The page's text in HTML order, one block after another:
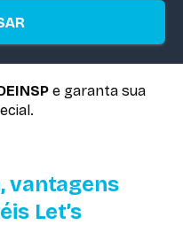
e garanta sua
vantagens
Let’s